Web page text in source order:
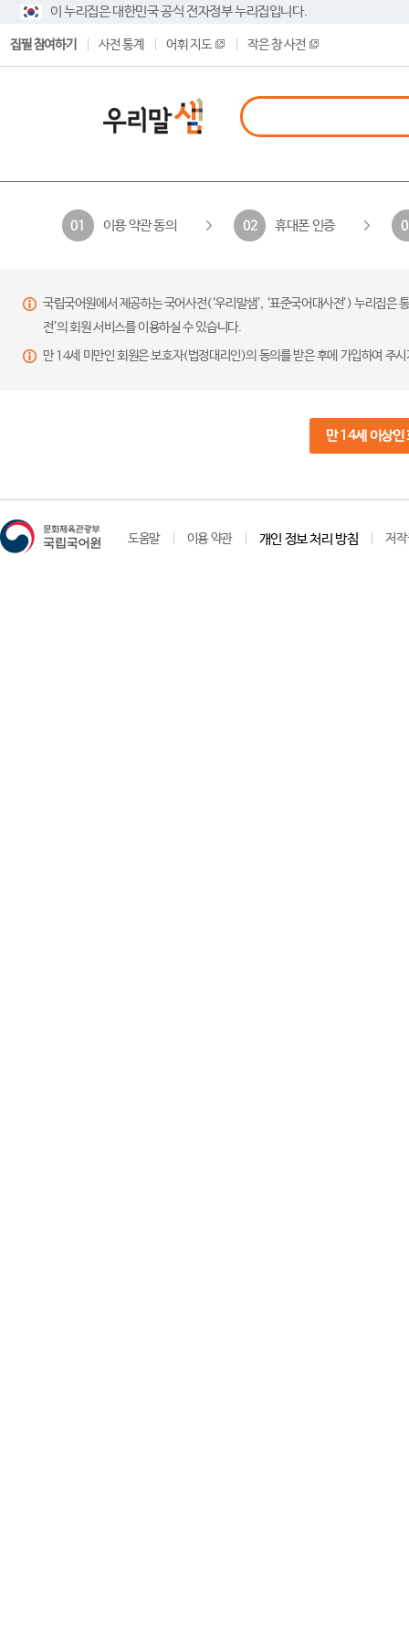
이 누리집은 대한민국 공식 전자정부 누리집입니다.
집필 참여하기 사전 통계 어휘 지도 작은 창 사전
01 이용 약관 동의 02 휴대폰 인증
국립국어원에서 제공하는 국어사전(‘우리말샘’, ‘표준국어대사전’) 누리집
전’의 회원 서비스를 이용하실 수 있습니다.
만 14세 미만인 회원은 보호자(법정대리인)의 동의를 받은 후에 가입하여 주
만 14세 이상인
도움말 이용 약관 개인 정보 처리 방침 저